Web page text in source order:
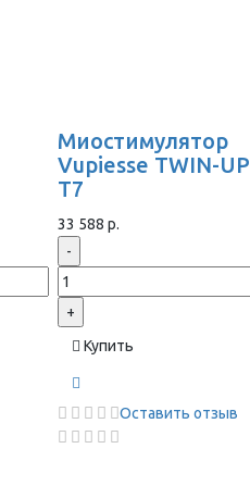
Миостимулятор
Vupiesse TWIN-UP
T7
33 588 р.
-
+
Купить
Оставить отзыв